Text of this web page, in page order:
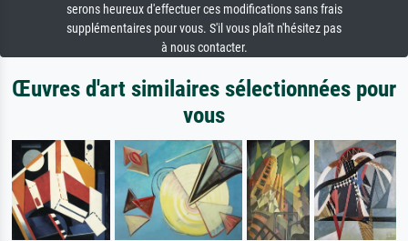
serons heureux d'effectuer ces modifications sans frais
supplémentaires pour vous. S'il vous plaît n'hésitez pas
à nous contacter.
Œuvres d'art similaires sélectionnées pour
vous